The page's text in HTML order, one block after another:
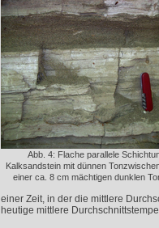
Abb. 4: Flache parallele
Kalksandstein mit dünnen
einer ca. 8 cm mächtigen dunklen
einer Zeit, in der die mittlere
heutige mittlere